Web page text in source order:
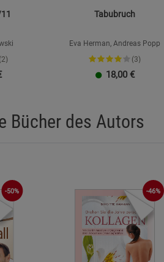
(2)
Tabubruch
Eva Herman, Andreas Popp
(3)
18,00 €
Bücher des Autors
-50% -46%